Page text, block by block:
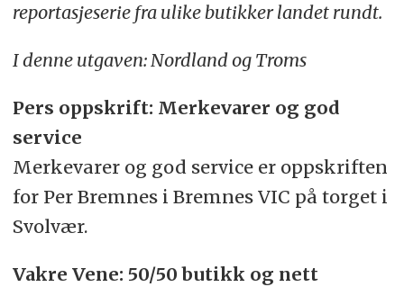
reportasjeserie fra ulike butikker landet rundt.
I denne utgaven: Nordland og Troms
Pers oppskrift: Merkevarer og god
service
Merkevarer og god service er oppskriften
for Per Bremnes i Bremnes VIC på torget i
Svolvær.
Vakre Vene: 50/50 butikk og nett